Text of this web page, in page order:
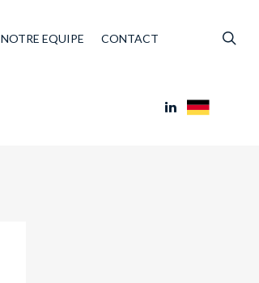
NOTRE EQUIPE CONTACT